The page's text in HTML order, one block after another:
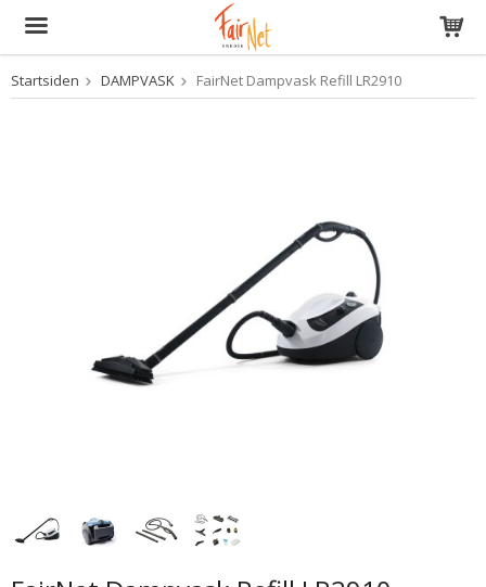
Produktet har blitt lagt til i handlekurven din
Startsiden DAMPVASK FairNet Dampvask Refill LR2910